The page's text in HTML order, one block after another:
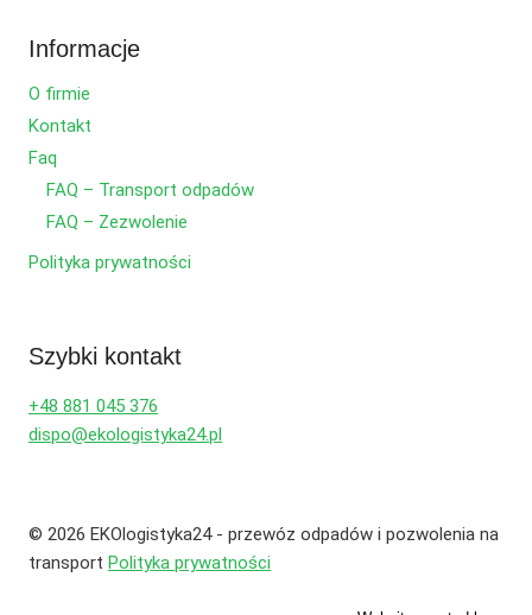
Informacje
O firmie
Kontakt
Faq
FAQ – Transport odpadów
FAQ – Zezwolenie
Polityka prywatności
Szybki kontakt
+48 881 045 376
dispo@ekologistyka24.pl
© 2026 EKOlogistyka24 - przewóz odpadów i pozwolenia na
transport Polityka prywatności